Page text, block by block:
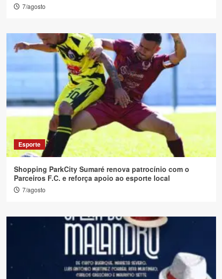
7/agosto
Esporte
Shopping ParkCity Sumaré renova patrocínio com o
Parceiros F.C. e reforça apoio ao esporte local
7/agosto